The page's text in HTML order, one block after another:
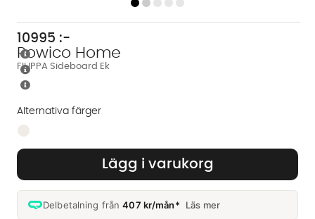
FILIPPA Sideboard Ek
Rowico Home
10995 :-
Lägg i varukorg
Delbetalning från407 kr/mån* Läs mer
Alternativa färger